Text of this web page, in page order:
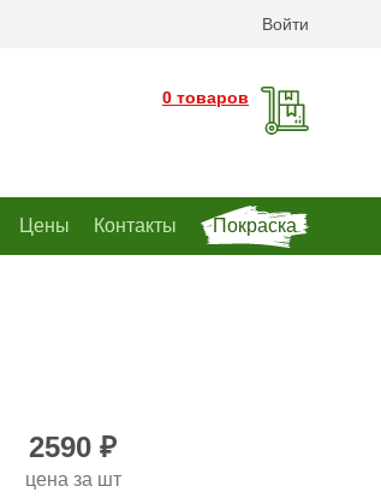
Войти
0 товаров
Цены Контакты Покраска
2590 ₽
цена за шт